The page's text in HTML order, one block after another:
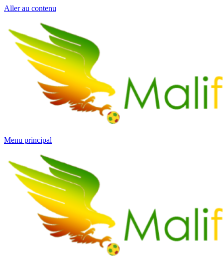
Aller au contenu
Menu principal